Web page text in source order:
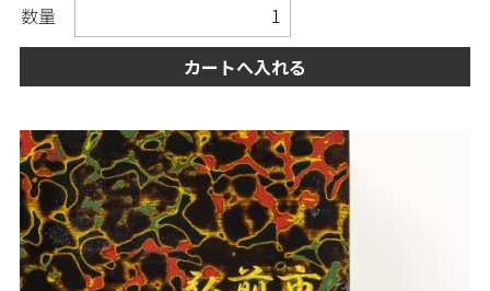
数量
カートへ入れる